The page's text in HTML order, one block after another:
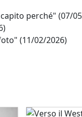
perché" (07/
(11/02/2026)